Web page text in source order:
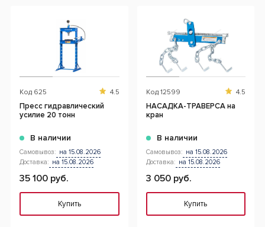
Код 625 4.5
Пресс гидравлический
усилие 20 тонн
В наличии
Самовывоз: на 15.08.2026
Доставка: на 15.08.2026
35 100 руб.
Купить
Код 12599 4.5
НАСАДКА-ТРАВЕРСА на
кран
В наличии
Самовывоз: на 15.08.2026
Доставка: на 15.08.2026
3 050 руб.
Купить